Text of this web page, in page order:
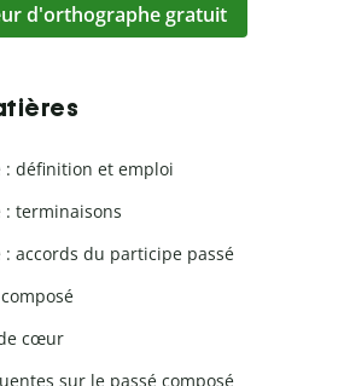
d'orthographe gratuit
: définition et emploi
: terminaisons
: accords du participe passé
cœur
sur le passé composé